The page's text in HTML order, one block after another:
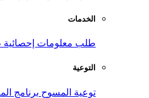
الخدمات
طلب معلومات إحصائية
التوعية
توعية المسوح برنامج